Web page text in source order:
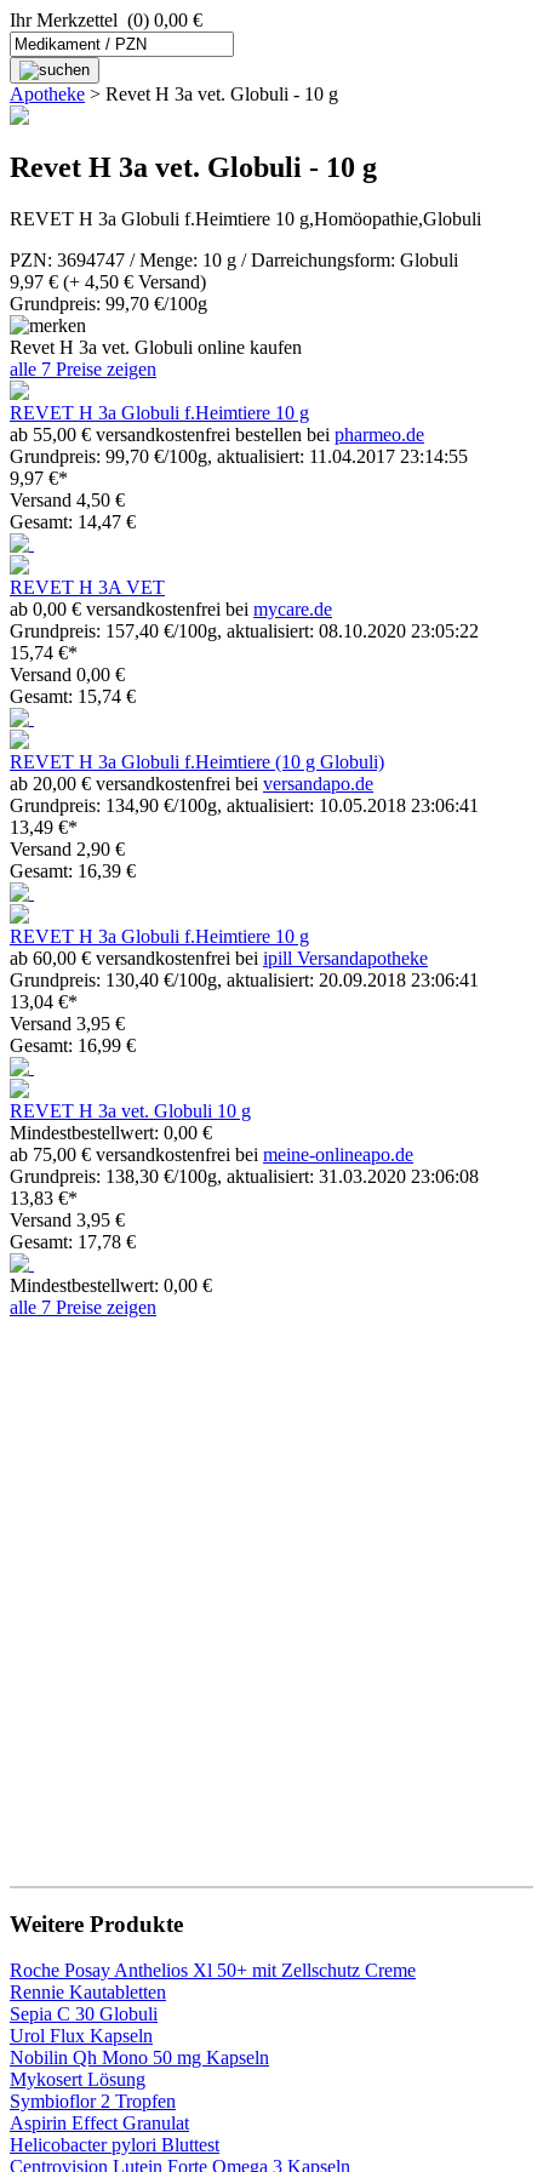
Ihr Merkzettel (0) 0,00 €
Apotheke > Revet H 3a vet. Globuli - 10 g
Revet H 3a vet. Globuli - 10 g
REVET H 3a Globuli f.Heimtiere 10 g,Homöopathie,Globuli
PZN: 3694747 / Menge: 10 g / Darreichungsform: Globuli
9,97 € (+ 4,50 € Versand)
Grundpreis: 99,70 €/100g
Revet H 3a vet. Globuli online kaufen
alle 7 Preise zeigen
REVET H 3a Globuli f.Heimtiere 10 g
ab 55,00 € versandkostenfrei bestellen bei pharmeo.de
Grundpreis: 99,70 €/100g, aktualisiert: 11.04.2017 23:14:55
9,97 €*
Versand 4,50 €
Gesamt: 14,47 €
REVET H 3A VET
ab 0,00 € versandkostenfrei bei mycare.de
Grundpreis: 157,40 €/100g, aktualisiert: 08.10.2020 23:05:22
15,74 €*
Versand 0,00 €
Gesamt: 15,74 €
REVET H 3a Globuli f.Heimtiere (10 g Globuli)
ab 20,00 € versandkostenfrei bei versandapo.de
Grundpreis: 134,90 €/100g, aktualisiert: 10.05.2018 23:06:41
13,49 €*
Versand 2,90 €
Gesamt: 16,39 €
REVET H 3a Globuli f.Heimtiere 10 g
ab 60,00 € versandkostenfrei bei ipill Versandapotheke
Grundpreis: 130,40 €/100g, aktualisiert: 20.09.2018 23:06:41
13,04 €*
Versand 3,95 €
Gesamt: 16,99 €
REVET H 3a vet. Globuli 10 g
Mindestbestellwert: 0,00 €
ab 75,00 € versandkostenfrei bei meine-onlineapo.de
Grundpreis: 138,30 €/100g, aktualisiert: 31.03.2020 23:06:08
13,83 €*
Versand 3,95 €
Gesamt: 17,78 €
Mindestbestellwert: 0,00 €
alle 7 Preise zeigen
Weitere Produkte
Roche Posay Anthelios Xl 50+ mit Zellschutz Creme
Rennie Kautabletten
Sepia C 30 Globuli
Urol Flux Kapseln
Nobilin Qh Mono 50 mg Kapseln
Mykosert Lösung
Symbioflor 2 Tropfen
Aspirin Effect Granulat
Helicobacter pylori Bluttest
Centrovision Lutein Forte Omega 3 Kapseln